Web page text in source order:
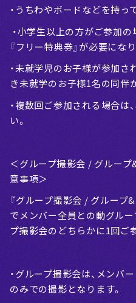
・うちわやボードなどを持っ
・小学生以上の方がご参加
『フリー特典券』が必要になり
・未就学児のお子様が参加さ
き未就学のお子様1名の同伴
・複数回ご参加される場合は
い。
＜グループ撮影会 / グルー
意事項＞
『グループ撮影会 / グループ
でメンバー全員との動グル
プ撮影会のどちらかに1回ご
・グループ撮影会は、メンバ
のみでの撮影となります。